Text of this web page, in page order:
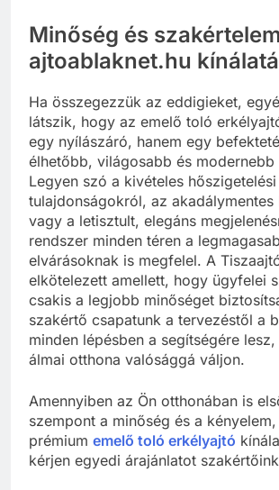
Minőség és
ajtoablaknet.hu
Ha összegezzük az eddigieket,
látszik, hogy az emelő toló
egy nyílászáró, hanem egy
élhetőbb, világosabb és modernebb
Legyen szó a kivételes hőszigetelési
tulajdonságokról, az akadálymentes
vagy a letisztult, elegáns
rendszer minden téren a
elvárásoknak is megfelel. A
elkötelezett amellett, hogy ügyfelei
csakis a legjobb minőséget
szakértő csapatunk a tervezéstől a
minden lépésben a segítségére
álmai otthona valósággá váljon.
Amennyiben az Ön otthonában is
szempont a minőség és a
prémium emelő toló erkélyajtó
kérjen egyedi árajánlatot